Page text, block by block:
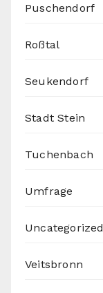
Puschendorf
Roßtal
Seukendorf
Stadt Stein
Tuchenbach
Umfrage
Uncategorized
Veitsbronn